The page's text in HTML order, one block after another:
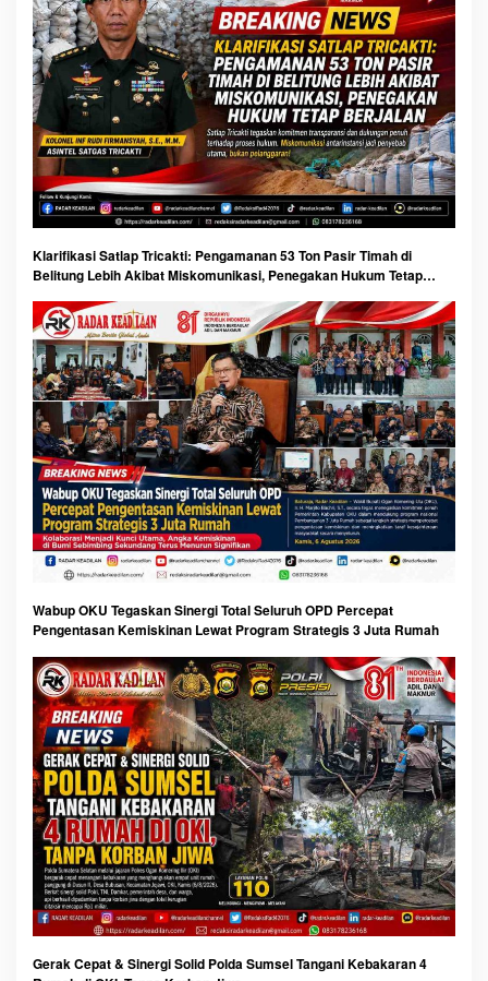
Klarifikasi Satlap Tricakti: Pengamanan 53 Ton Pasir Timah di
Belitung Lebih Akibat Miskomunikasi, Penegakan Hukum Tetap
Wabup OKU Tegaskan Sinergi Total Seluruh OPD Percepat
Pengentasan Kemiskinan Lewat Program Strategis 3 Juta Rumah
Gerak Cepat & Sinergi Solid Polda Sumsel Tangani Kebakaran 4